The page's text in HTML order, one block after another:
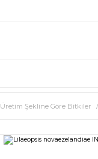
Üretim Şekline Göre Bitkiler